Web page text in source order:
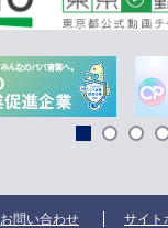
お問い合わせ サイト